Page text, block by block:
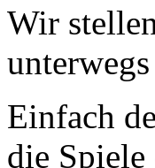
Wir
Einfach
die Spiele